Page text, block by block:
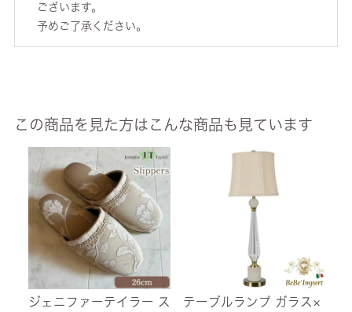
ございます。
予めご了承ください。
この商品を見た方はこんな商品も見ています
ジェニファーテイラー ス
テーブルランプ ガラス×